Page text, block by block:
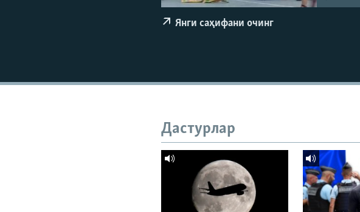
Янги саҳифани очинг
Дастурлар